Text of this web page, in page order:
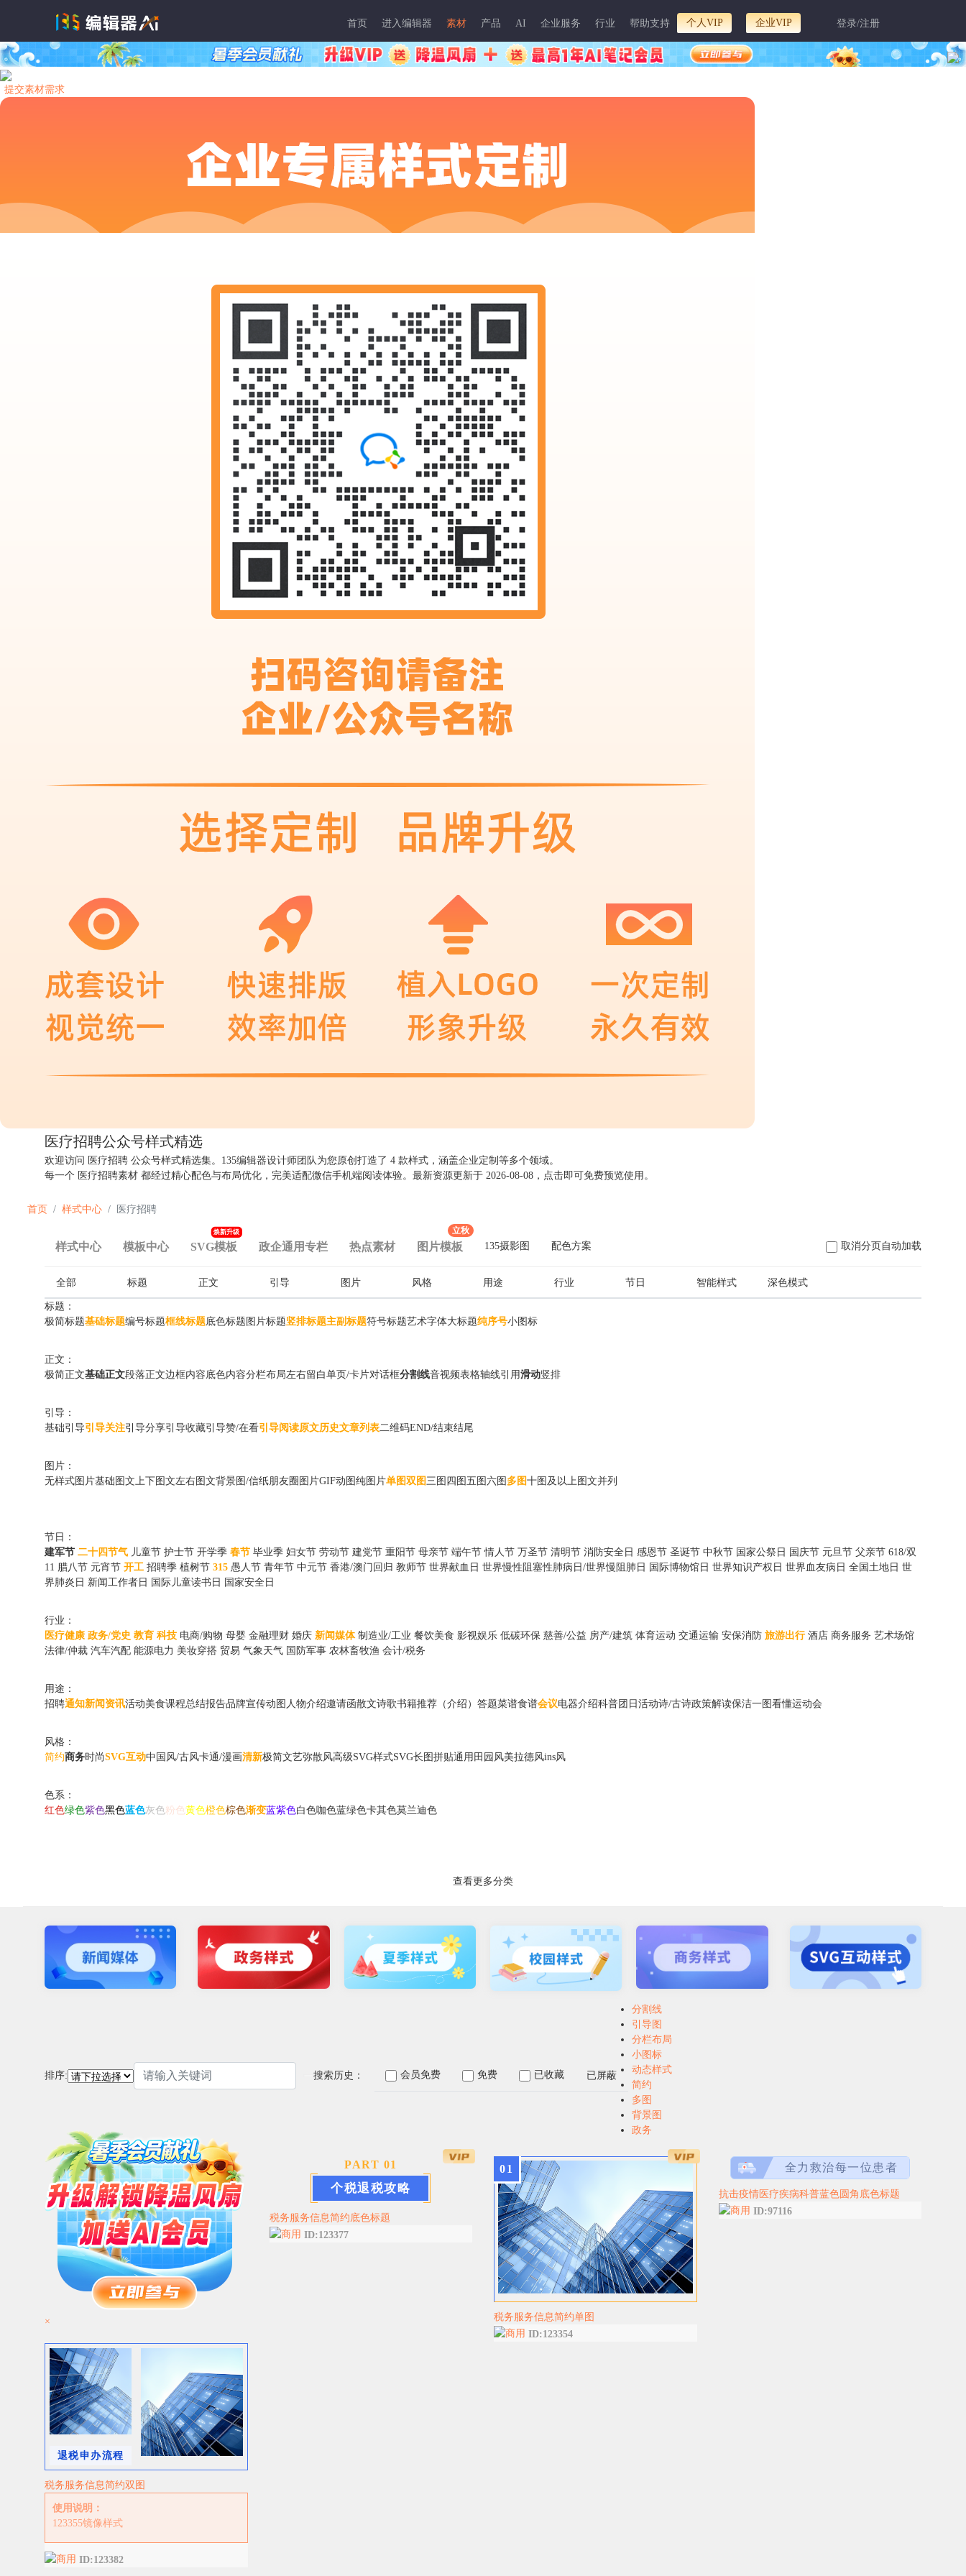
首页 进入编辑器 素材 产品 AI 企业服务 行业 帮助支持 个人VIP 企业VIP 登录/注册
提交素材需求
医疗招聘公众号样式精选
欢迎访问 医疗招聘 公众号样式精选集。135编辑器设计师团队为您原创打造了 4 款样式，涵盖企业定制等多个领域。
每一个 医疗招聘素材 都经过精心配色与布局优化，完美适配微信手机端阅读体验。最新资源更新于 2026-08-08 ，点击即可免费预览使用。
首页 样式中心 医疗招聘
取消分页自动加载
样式中心 模板中心 SVG模板
焕新升级
政企通用专栏 热点素材 图片模板
立秋
135摄影图 配色方案
全部 标题 正文 引导 图片 风格 用途 行业 节日 智能样式 深色模式
标题：
极简标题基础标题编号标题框线标题底色标题 图片标题竖排标题主副标题符号标题艺术字体大标题纯序号小图标
正文：
极简正文基础正文段落正文边框内容底色内容分栏布局左右留白单页/卡片对话框分割线音视频表格轴线引用滑动竖排
引导：
基础引导引导关注引导分享引导收藏引导赞/在看引导阅读原文历史文章列表二维码END/结束结尾
图片：
无样式图片基础图文上下图文左右图文背景图/信纸朋友圈图片GIF动图 纯图片单图双图三图 四图 五图 六图 多图十图及以上图文并列
节日：
建军节 二十四节气 儿童节 护士节 开学季 春节 毕业季 妇女节 劳动节 建党节 重阳节 母亲节 端午节 情人节 万圣节 清明节 消防安全日 感恩节 圣诞节 中秋节 国家公祭日 国庆节 元旦节 父亲节 618/双
11 腊八节 元宵节 开工 招聘季 植树节 315 愚人节 青年节 中元节 香港/澳门回归 教师节 世界献血日 世界慢性阻塞性肺病日/世界慢阻肺日 国际博物馆日 世界知识产权日 世界血友病日 全国土地日 世
界肺炎日 新闻工作者日 国际儿童读书日 国家安全日
行业：
医疗健康 政务/党史 教育 科技 电商/购物 母婴 金融理财 婚庆 新闻媒体 制造业/工业 餐饮美食 影视娱乐 低碳环保 慈善/公益 房产/建筑 体育运动 交通运输 安保消防 旅游出行 酒店 商务服务 艺术场馆
法律/仲裁 汽车汽配 能源电力 美妆穿搭 贸易 气象天气 国防军事 农林畜牧渔 会计/税务
用途：
招聘通知新闻资讯活动美食课程总结报告品牌宣传动图 人物介绍邀请函散文诗歌书籍推荐（介绍） 答题菜谱食谱会议电器介绍科普团日活动诗/古诗政策解读保洁一图看懂运动会
风格：
简约商务时尚SVG互动中国风/古风卡通/漫画清新极简文艺弥散风高级SVG样式SVG长图 拼贴通用 田园风美拉德风ins风
色系：
红色绿色紫色黑色蓝色灰色粉色黄色橙色棕色渐变蓝紫色白色咖色蓝绿色卡其色莫兰迪色
查看更多分类
排序: 搜索历史： 会员免费 免费 已收藏 已屏蔽
分割线
引导图
分栏布局
小图标
动态样式
简约
多图
背景图
政务
×
退税申办流程
税务服务信息简约双图
使用说明：
123355镜像样式
ID:123382
PART 01
个税退税攻略
税务服务信息简约底色标题
ID:123377
01
税务服务信息简约单图
ID:123354
全力救治每一位患者
抗击疫情医疗疾病科普蓝色圆角底色标题
ID:97116